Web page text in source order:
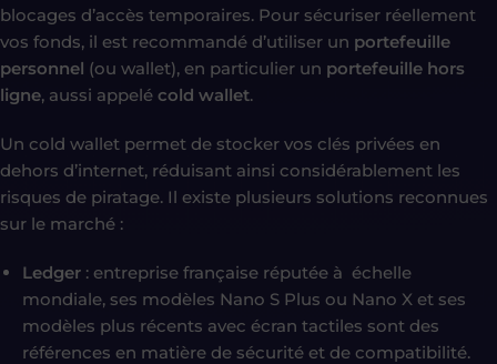
blocages d’accès temporaires. Pour sécuriser réellement
vos fonds, il est recommandé d’utiliser un portefeuille
personnel (ou wallet), en particulier un portefeuille hors
ligne, aussi appelé cold wallet.
Un cold wallet permet de stocker vos clés privées en
dehors d’internet, réduisant ainsi considérablement les
risques de piratage. Il existe plusieurs solutions reconnues
sur le marché :
Ledger : entreprise française réputée à échelle
mondiale, ses modèles Nano S Plus ou Nano X et ses
modèles plus récents avec écran tactiles sont des
références en matière de sécurité et de compatibilité.